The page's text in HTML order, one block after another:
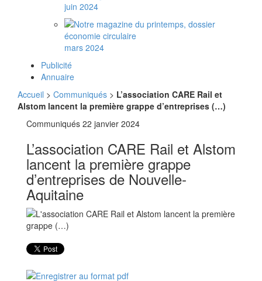
juin 2024
mars 2024
Publicité
Annuaire
Accueil > Communiqués > L’association CARE Rail et
Alstom lancent la première grappe d’entreprises (…)
Communiqués 22 janvier 2024
L’association CARE Rail et Alstom
lancent la première grappe
d’entreprises de Nouvelle-
Aquitaine